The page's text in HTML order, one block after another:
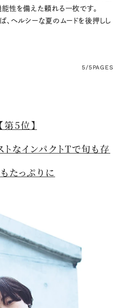
性を備えた頼れる一枚です。
、ヘルシーな夏のムードを後押しし
5/5PAGES
【第5位】
トなインパクトTで旬も存
たっぷりに